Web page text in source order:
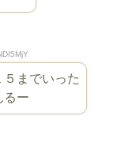
５までいった
るー